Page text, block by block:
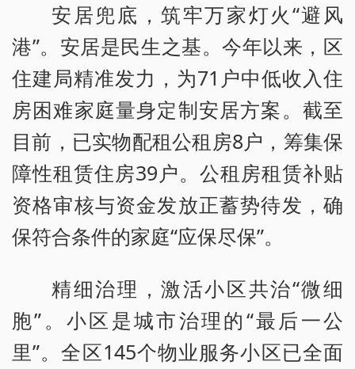
安居兜底，筑牢万家灯火“避风
港”。安居是民生之基。今年以来，区
住建局精准发力，为71户中低收入住
房困难家庭量身定制安居方案。截至
目前，已实物配租公租房8户，筹集保
障性租赁住房39户。公租房租赁补贴
资格审核与资金发放正蓄势待发，确
保符合条件的家庭“应保尽保”。
精细治理，激活小区共治“微细
胞”。小区是城市治理的“最后一公
里”。全区145个物业服务小区已全面